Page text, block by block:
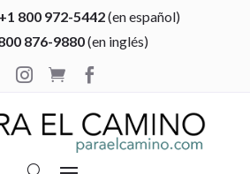
+1 800 972-5442(en español)
876-9880(en inglés)

 